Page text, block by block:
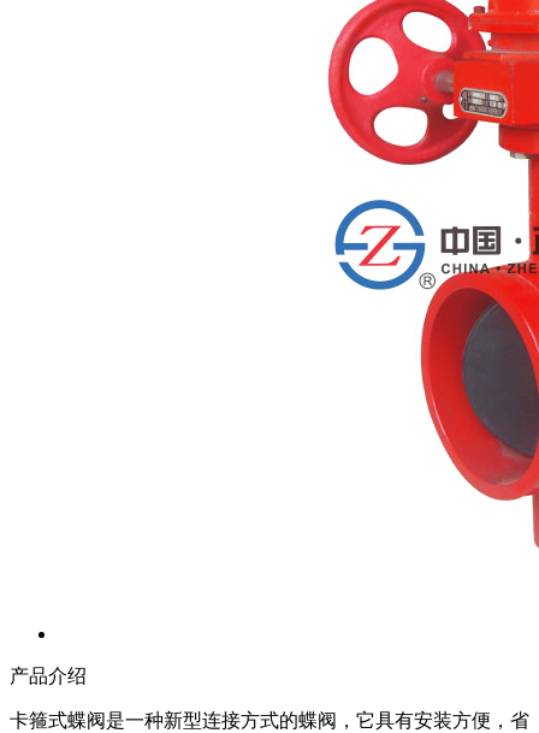
产品介绍
卡箍式蝶阀是一种新型连接方式的蝶阀，它具有安装方便，省